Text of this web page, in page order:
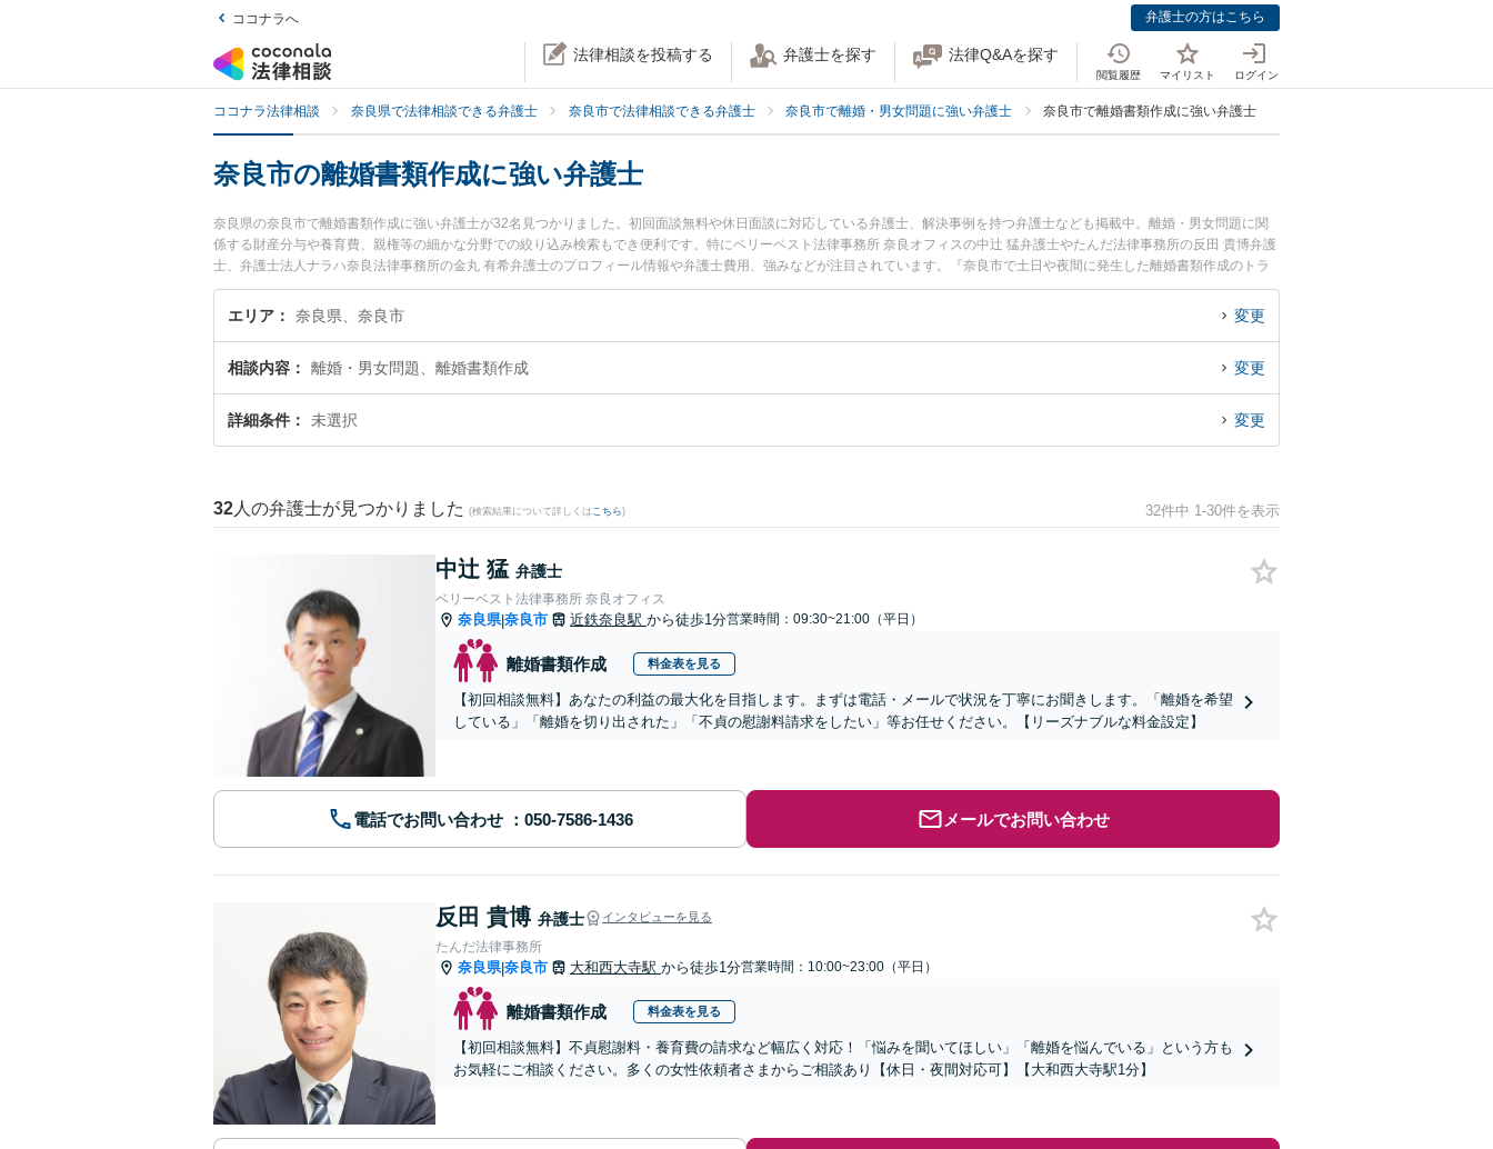
ココナラへ 弁護士の方はこちら
法律相談を投稿する 弁護士を探す 法律Q&Aを探す
閲覧履歴 マイリスト ログイン
ココナラ法律相談 奈良県で法律相談できる弁護士 奈良市で法律相談できる弁護士 奈良市で離婚・男女問題に強い弁護士 奈良市で離婚書類作成に強い弁護士
奈良市の離婚書類作成に強い弁護士
奈良県の奈良市で離婚書類作成に強い弁護士が32名見つかりました。初回面談無料や休日面談に対応している弁護士、解決事例を持つ弁護士なども掲載中。離婚・男女問題に関
係する財産分与や養育費、親権等の細かな分野での絞り込み検索もでき便利です。特にベリーベスト法律事務所 奈良オフィスの中辻 猛弁護士やたんだ法律事務所の反田 貴博弁護
士、弁護士法人ナラハ奈良法律事務所の金丸 有希弁護士のプロフィール情報や弁護士費用、強みなどが注目されています。『奈良市で土日や夜間に発生した離婚書類作成のトラ
ブルを今すぐに弁護士に相談したい』『離婚書類作成のトラブル解決の実績豊富な近くの弁護士を検索したい』『初回相談無料で離婚書類作成を法律相談できる奈良市内の弁護士
に相談予約したい』などでお困りの相談者さんにおすすめです。
エリア 奈良県、奈良市 変更
相談内容 離婚・男女問題、離婚書類作成 変更
詳細条件 未選択 変更
32 人の弁護士が見つかりました (検索結果について詳しくは こちら) 32件中 1-30件を表示
中辻 猛 弁護士
ベリーベスト法律事務所 奈良オフィス
奈良県|奈良市 近鉄奈良駅 から徒歩1分営業時間：09:30~21:00（平日）
離婚書類作成 料金表を見る
【初回相談無料】あなたの利益の最大化を目指します。まずは電話・メールで状況を丁寧にお聞きします。「離婚を希望
している」「離婚を切り出された」「不貞の慰謝料請求をしたい」等お任せください。【リーズナブルな料金設定】
電話でお問い合わせ メールでお問い合わせ
反田 貴博 弁護士 インタビューを見る
たんだ法律事務所
奈良県|奈良市 大和西大寺駅 から徒歩1分営業時間：10:00~23:00（平日）
離婚書類作成 料金表を見る
【初回相談無料】不貞慰謝料・養育費の請求など幅広く対応！「悩みを聞いてほしい」「離婚を悩んでいる」という方も
お気軽にご相談ください。多くの女性依頼者さまからご相談あり【休日・夜間対応可】【大和西大寺駅1分】